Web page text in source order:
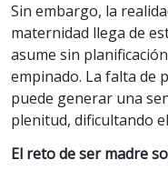
Sin embargo, la
maternidad llega de
asume sin
empinado. La falta de
puede generar una
plenitud, dificultando
El reto de ser madre